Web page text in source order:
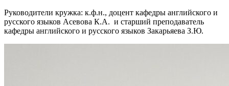
Руководители кружка: к.ф.н., доцент кафедры английского и
русского языков Асевова К.А. и старший преподаватель
кафедры английского и русского языков Закарьяева З.Ю.